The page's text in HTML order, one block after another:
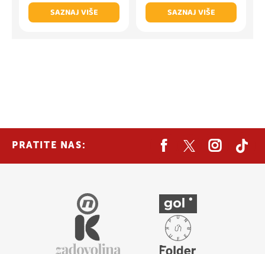
SAZNAJ VIŠE
SAZNAJ VIŠE
PRATITE NAS: